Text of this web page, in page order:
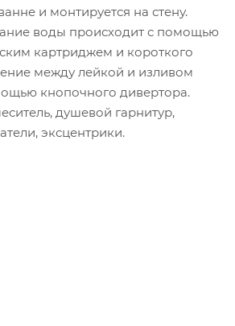
и монтируется на стену.
воды происходит с помощью
картриджем и короткого
между лейкой и изливом
кнопочного дивертора.
душевой гарнитур,
эксцентрики.